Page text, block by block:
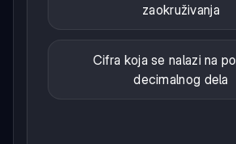
zaokruživanja
Cifra koja se nalazi na
decimalnog dela